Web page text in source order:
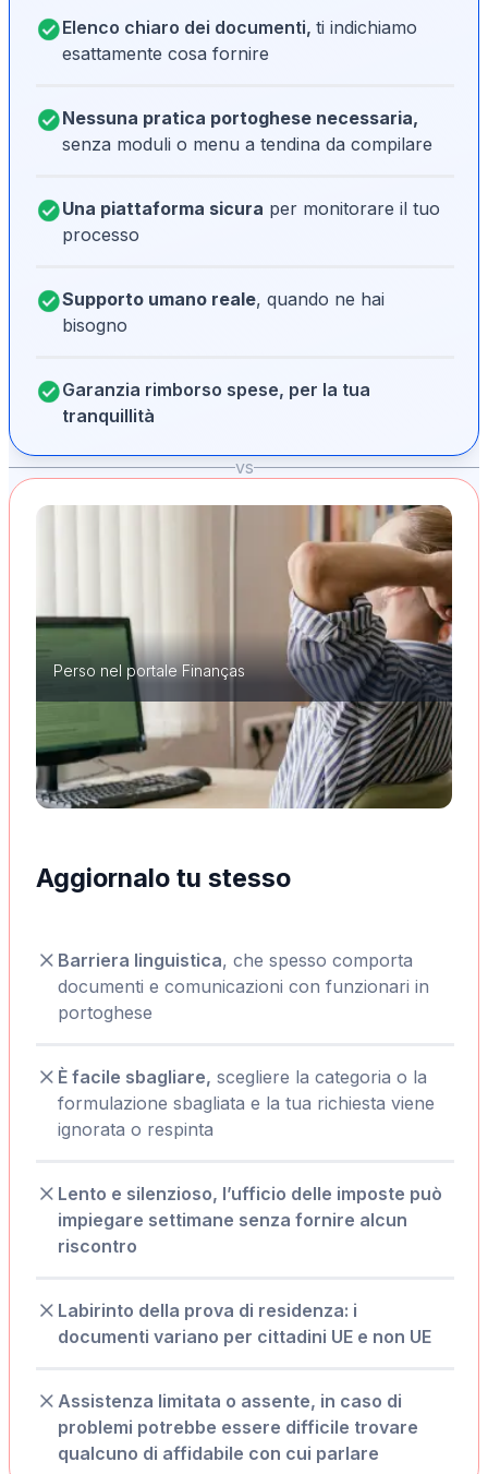
Elenco chiaro dei documenti, ti indichiamo
esattamente cosa fornire
Nessuna pratica portoghese necessaria,
senza moduli o menu a tendina da compilare
Una piattaforma sicura per monitorare il tuo
processo
Supporto umano reale, quando ne hai
bisogno
Garanzia rimborso spese, per la tua
tranquillità
vs
Perso nel portale Finanças
Aggiornalo tu stesso
Barriera linguistica, che spesso comporta
documenti e comunicazioni con funzionari in
portoghese
È facile sbagliare, scegliere la categoria o la
formulazione sbagliata e la tua richiesta viene
ignorata o respinta
Lento e silenzioso, l’ufficio delle imposte può
impiegare settimane senza fornire alcun
riscontro
Labirinto della prova di residenza: i
documenti variano per cittadini UE e non UE
Assistenza limitata o assente, in caso di
problemi potrebbe essere difficile trovare
qualcuno di affidabile con cui parlare